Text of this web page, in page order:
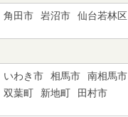
角田市 岩沼市 仙台若林区
いわき市 相馬市 南相馬市
双葉町
新地町 田村市